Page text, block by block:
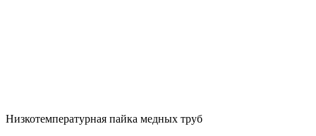
Низкотемпературная пайка медных труб